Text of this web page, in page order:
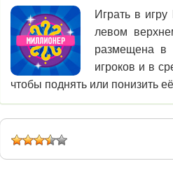
Играть в
левом
размещена в
игроков и в
чтобы поднять или понизить